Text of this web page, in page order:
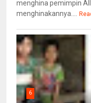
menghina pemimpin
menghinakannya....
6